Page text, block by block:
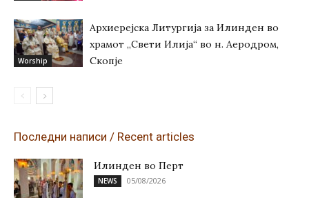
Worship
Архиерејска Литургија за Илинден во
храмот „Свети Илија“ во н. Аеродром,
Скопје
Последни написи / Recent articles
Илинден во Перт
NEWS 05/08/2026